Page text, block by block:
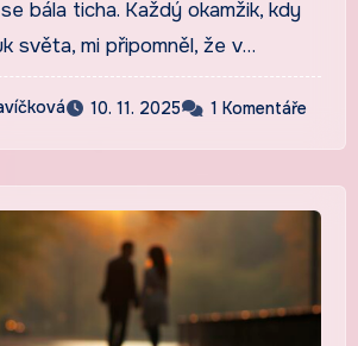
bála ticha. Každý okamžik, kdy
světa, mi připomněl, že v…
10. 11. 2025 1 Komentáře